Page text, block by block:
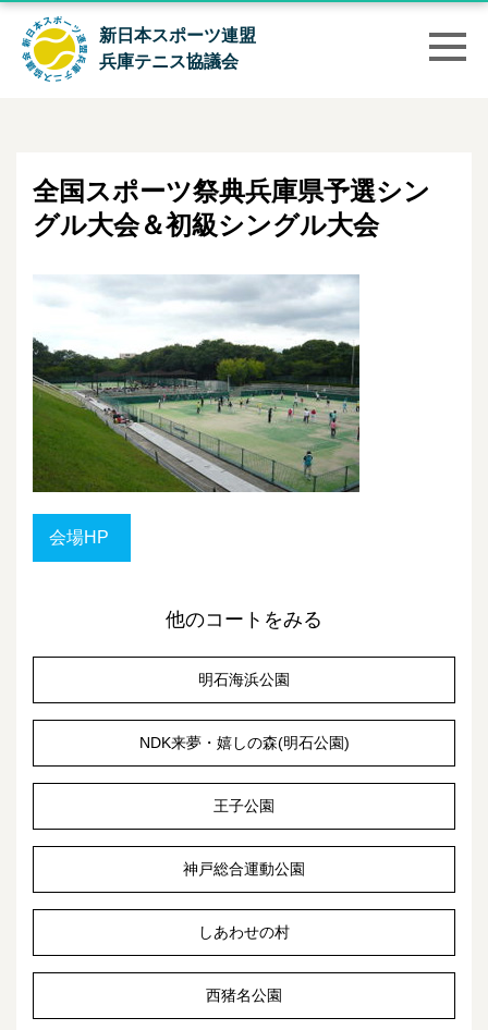
新日本スポーツ連盟
兵庫テニス協議会
全国スポーツ祭典兵庫県予選シン
グル大会＆初級シングル大会
会場HP
他のコートをみる
明石海浜公園
NDK来夢・嬉しの森(明石公園)
王子公園
神戸総合運動公園
しあわせの村
西猪名公園